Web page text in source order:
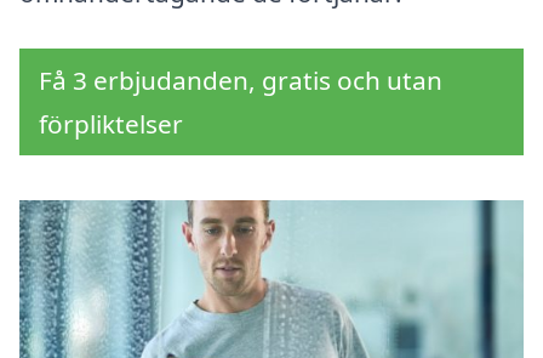
Få 3 erbjudanden, gratis och utan
förpliktelser